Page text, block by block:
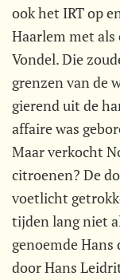
ook het IRT op
Haarlem met als
Vondel. Die
grenzen van de
gierend uit de
affaire was
Maar verkocht
citroenen? De
voetlicht
tijden lang niet
genoemde
door Hans